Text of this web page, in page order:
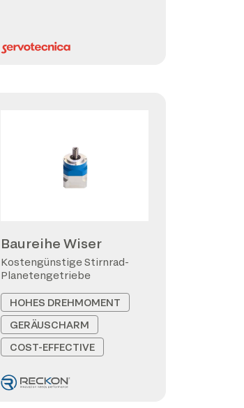
Baureihe Wiser
Kostengünstige Stirnrad-
Planetengetriebe
HOHES DREHMOMENT
GERÄUSCHARM
COST-EFFECTIVE